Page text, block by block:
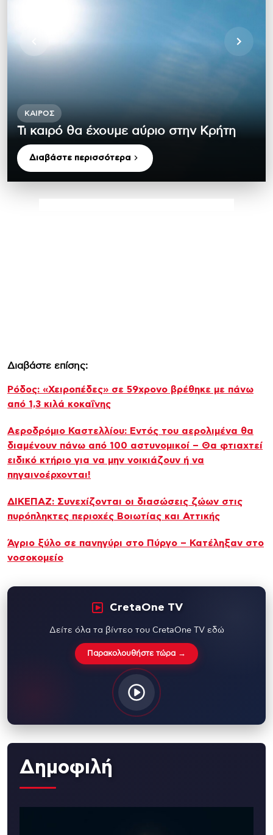
ΚΑΙΡΌΣ
Τι καιρό θα έχουμε αύριο στην Κρήτη
Διαβάστε περισσότερα
Διαβάστε επίσης:
Ρόδος: «Χειροπέδες» σε 59χρονο βρέθηκε με πάνω
από 1,3 κιλά κοκαΐνης
Αεροδρόμιο Καστελλίου: Εντός του αερολιμένα θα
διαμένουν πάνω από 100 αστυνομικοί – Θα φτιαχτεί
ειδικό κτήριο για να μην νοικιάζουν ή να
πηγαινοέρχονται!
ΔΙΚΕΠΑΖ: Συνεχίζονται οι διασώσεις ζώων στις
πυρόπληκτες περιοχές Βοιωτίας και Αττικής
Άγριο ξύλο σε πανηγύρι στο Πύργο – Κατέληξαν στο
νοσοκομείο
CretaOne TV
Δείτε όλα τα βίντεο του CretaOne TV εδώ
Παρακολουθήστε τώρα →
Δημοφιλή